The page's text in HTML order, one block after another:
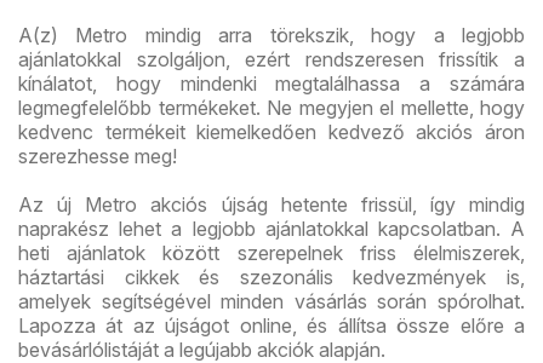
A(z) Metro mindig arra törekszik, hogy a legjobb
ajánlatokkal szolgáljon, ezért rendszeresen frissítik a
kínálatot, hogy mindenki megtalálhassa a számára
legmegfelelőbb termékeket. Ne megyjen el mellette, hogy
kedvenc termékeit kiemelkedően kedvező akciós áron
szerezhesse meg!
Az új Metro akciós újság hetente frissül, így mindig
naprakész lehet a legjobb ajánlatokkal kapcsolatban. A
heti ajánlatok között szerepelnek friss élelmiszerek,
háztartási cikkek és szezonális kedvezmények is,
amelyek segítségével minden vásárlás során spórolhat.
Lapozza át az újságot online, és állítsa össze előre a
bevásárlólistáját a legújabb akciók alapján.